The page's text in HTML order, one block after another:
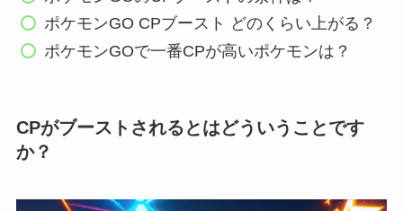
ポケモンGO CPブースト どのくらい上がる？
ポケモンGOで一番CPが高いポケモンは？
CPがブーストされるとはどういうことです
か？